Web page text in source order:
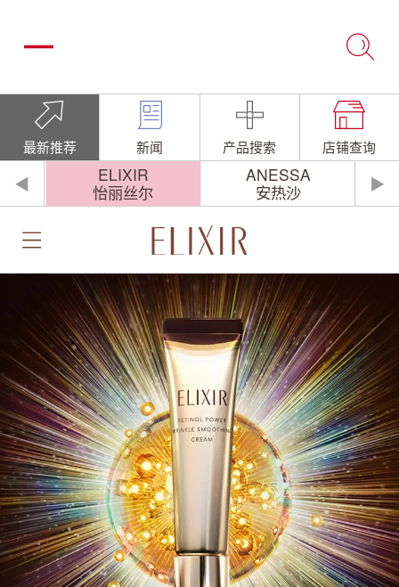
最新推荐 新闻 产品搜索 店铺查询
◀
ELIXIR
怡丽丝尔
ANESSA
安热沙
▶